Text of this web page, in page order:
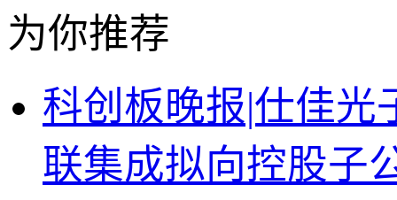
为你推荐
科创板晚报|仕佳
联集成拟向控股子